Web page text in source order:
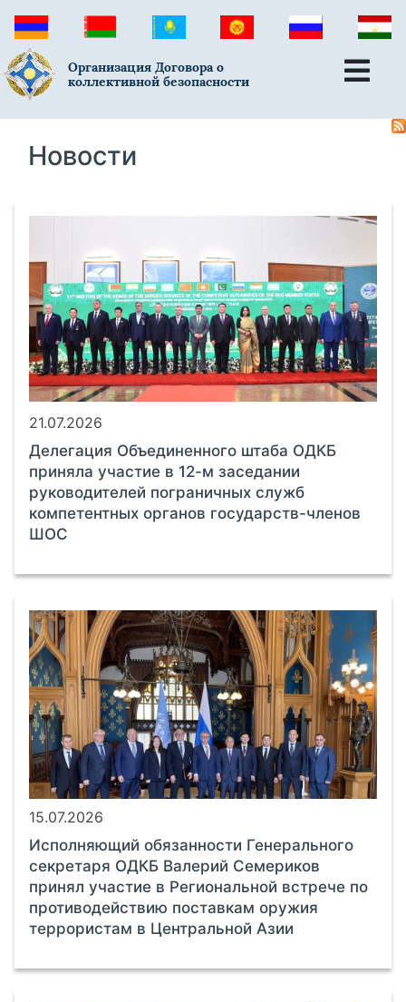
Организация Договора о
коллективной безопасности
Новости
21.07.2026
Делегация Объединенного штаба ОДКБ
приняла участие в 12-м заседании
руководителей пограничных служб
компетентных органов государств-членов
ШОС
15.07.2026
Исполняющий обязанности Генерального
секретаря ОДКБ Валерий Семериков
принял участие в Региональной встрече по
противодействию поставкам оружия
террористам в Центральной Азии